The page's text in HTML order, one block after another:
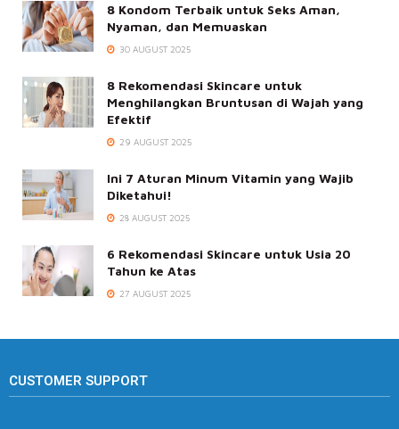
8 Kondom Terbaik untuk Seks Aman,
Nyaman, dan Memuaskan
30 AUGUST 2025
8 Rekomendasi Skincare untuk
Menghilangkan Bruntusan di Wajah yang
Efektif
29 AUGUST 2025
Ini 7 Aturan Minum Vitamin yang Wajib
Diketahui!
28 AUGUST 2025
6 Rekomendasi Skincare untuk Usia 20
Tahun ke Atas
27 AUGUST 2025
CUSTOMER SUPPORT